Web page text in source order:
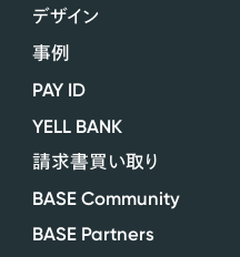
デザイン
事例
PAY ID
YELL BANK
請求書買い取り
BASE Community
BASE Partners